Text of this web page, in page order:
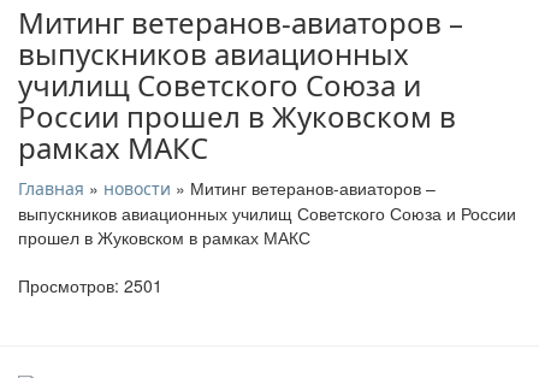
Митинг ветеранов-авиаторов –
выпускников авиационных
училищ Советского Союза и
России прошел в Жуковском в
рамках МАКС
Главная » новости » Митинг ветеранов-авиаторов –
выпускников авиационных училищ Советского Союза и России
прошел в Жуковском в рамках МАКС
Просмотров: 2501